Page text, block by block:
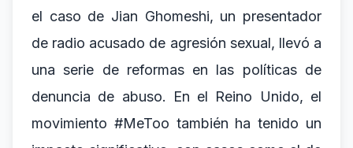
el caso de Jian Ghomeshi, un presentador
de radio acusado de agresión sexual, llevó a
una serie de reformas en las políticas de
denuncia de abuso. En el Reino Unido, el
movimiento #MeToo también ha tenido un